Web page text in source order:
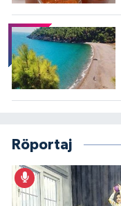
Röportaj